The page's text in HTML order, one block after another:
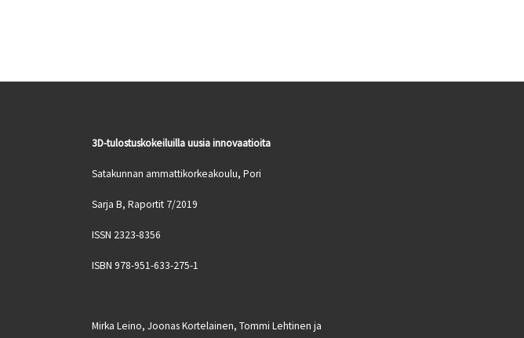
3D-tulostuskokeiluilla uusia innovaatioita
Satakunnan ammattikorkeakoulu, Pori
Sarja B, Raportit 7/2019
ISSN 2323-8356
ISBN 978-951-633-275-1
Mirka Leino, Joonas Kortelainen, Tommi Lehtinen ja